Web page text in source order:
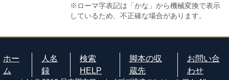
※ローマ字表記は「かな」から機械変換で表示
しているため、不正確な場合があります。
ホー
ム
人名
録
検索
HELP
脚本の収
蔵先
お問い合
わせ